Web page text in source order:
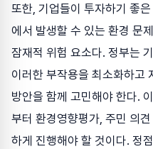
또한, 기업들이 투자하기 좋
에서 발생할 수 있는 환경 문
잠재적 위험 요소다. 정부는
이러한 부작용을 최소화하고
방안을 함께 고민해야 한다.
부터 환경영향평가, 주민 의
하게 진행해야 할 것이다. 정